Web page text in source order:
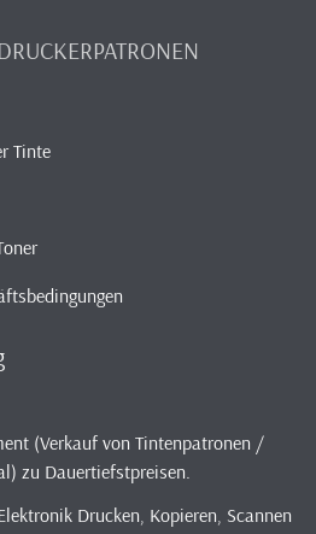
Tinte
(Verkauf von Tintenpatronen /
zu Dauertiefstpreisen.
Drucken, Kopieren, Scannen